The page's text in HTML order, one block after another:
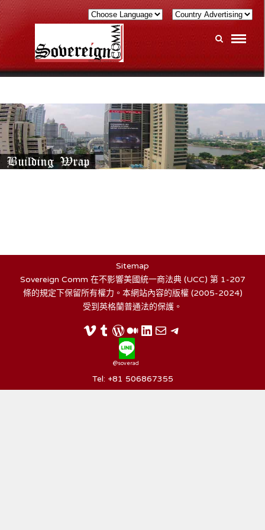
Sitemap
Sovereign Comm 在不影響美國統一商法典 (UCC) 第 1-207
條的規定下保留所有權力。本網站內容的版權 (2005-2024)
受到英格蘭普通法的保護。
@soverad
Tel: +81 506867355